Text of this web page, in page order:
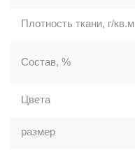
Плотность ткани, г/кв.м
Состав, %
Цвета
размер